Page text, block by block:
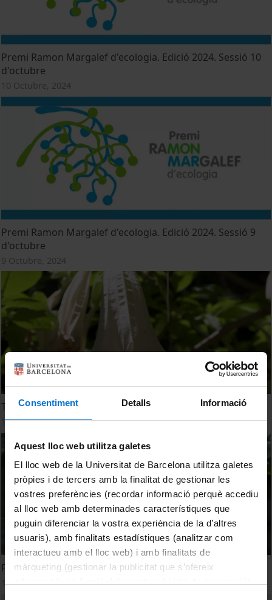
Consentiment Detalls Informació
Aquest lloc web utilitza galetes
El lloc web de la Universitat de Barcelona utilitza galetes
pròpies i de tercers amb la finalitat de gestionar les
vostres preferències (recordar informació perquè accediu
al lloc web amb determinades característiques que
puguin diferenciar la vostra experiència de la d’altres
usuaris), amb finalitats estadístiques (analitzar com
interactueu amb el lloc web) i amb finalitats de
màrqueting (gestionar la publicitat que s’ofereix
Premi Ramon Margalef d'ecologia. Edició 2024. Sessió 10
d'octubre
10 Octubre, 2024
Premi Ramon Margalef d'ecologia. Edició 2024. Sessió 9
d'octubre
9 Octubre, 2024
Trompeta 'Brugmansia suaveolens'
15 Julio, 2024
Pavia de Califòrnia 'Aesculus californica'
15 Julio, 2024